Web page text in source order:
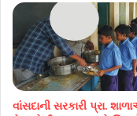
વાંસદાની સરકારી પ્રા.